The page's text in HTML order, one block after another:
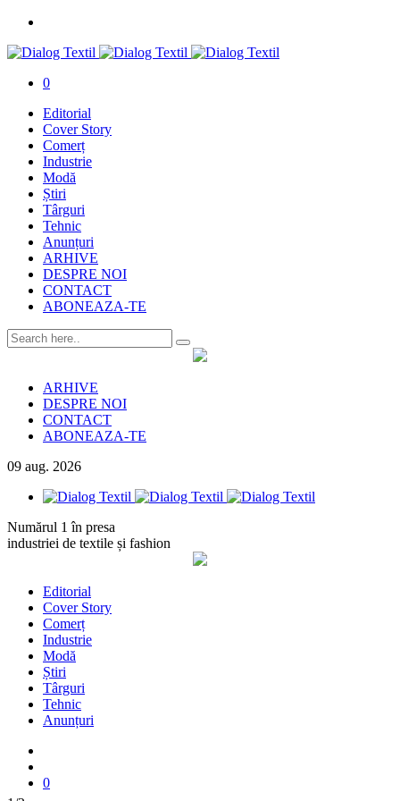
0
Editorial
Cover Story
Comerț
Industrie
Modă
Știri
Târguri
Tehnic
Anunțuri
ARHIVE
DESPRE NOI
CONTACT
ABONEAZA-TE
ARHIVE
DESPRE NOI
CONTACT
ABONEAZA-TE
09 aug. 2026
Numărul 1 în presa
industriei de textile și fashion
Editorial
Cover Story
Comerț
Industrie
Modă
Știri
Târguri
Tehnic
Anunțuri
0